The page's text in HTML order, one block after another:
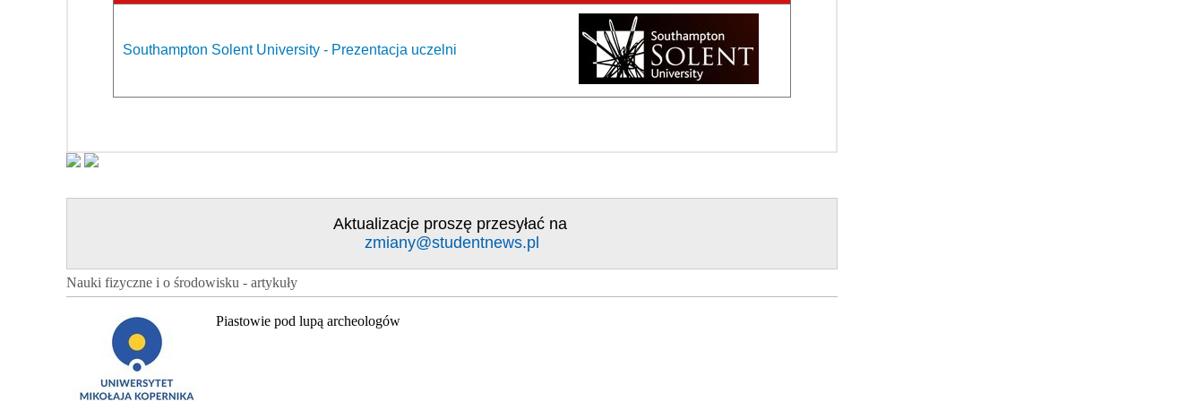
Southampton Solent University - Prezentacja uczelni
Aktualizacje proszę przesyłać na
zmiany@studentnews.pl
Nauki fizyczne i o środowisku - artykuły
Piastowie pod lupą archeologów